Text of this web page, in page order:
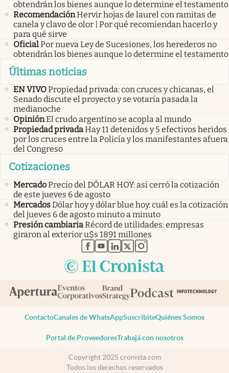
obtendrán los bienes aunque lo determine el testamento
RecomendaciónHervir hojas de laurel con ramitas de
canela y clavo de olor | Por qué recomiendan hacerlo y
para qué sirve
OficialPor nueva Ley de Sucesiones, los herederos no
obtendrán los bienes aunque lo determine el testamento
Últimas noticias
EN VIVOPropiedad privada: con cruces y chicanas, el
Senado discute el proyecto y se votaría pasada la
medianoche
OpiniónEl crudo argentino se acopla al mundo
Propiedad privadaHay 11 detenidos y 5 efectivos heridos
por los cruces entre la Policía y los manifestantes afuera
del Congreso
Cotizaciones
MercadoPrecio del DÓLAR HOY: así cerró la cotización
de este jueves 6 de agosto
MercadosDólar hoy y dólar blue hoy: cuál es la cotización
del jueves 6 de agosto minuto a minuto
Presión cambiariaRécord de utilidades: empresas
giraron al exterior u$s 1891 millones
abre en nueva pestaña
abre en nueva pestaña
abre en nueva pestaña
abre en nueva pestaña
abre en nueva pestaña
ContactoCanales de WhatsAppSuscribiteQuiénes Somos
Portal de ProveedoresTrabajá con nosotros
Copyright 2025 cronista.com
Todos los derechos reservados